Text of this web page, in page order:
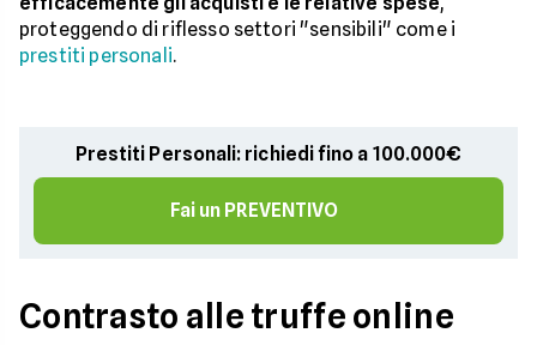
proteggendo di riflesso settori "sensibili" come i
prestiti personali.
Prestiti Personali: richiedi fino a 100.000€
Fai un PREVENTIVO
Contrasto alle truffe online